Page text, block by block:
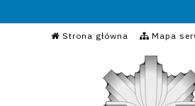
Strona główna Mapa